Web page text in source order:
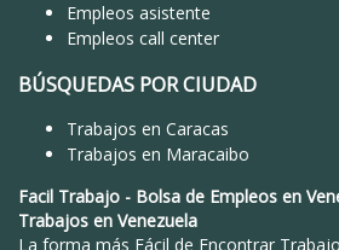
Empleos asistente
Empleos call center
BÚSQUEDAS POR CIUDAD
Trabajos en Caracas
Trabajos en Maracaibo
Facil Trabajo - Bolsa de Empleos en
Trabajos en Venezuela
La forma más Fácil de Encontrar Trabajo